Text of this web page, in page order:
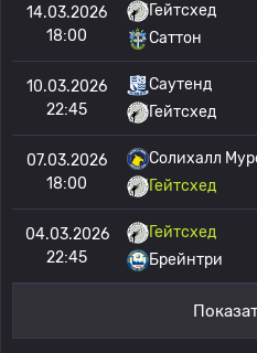
14.03.2026
18:00
Гейтсхед
Саттон
10.03.2026
22:45
Саутенд
Гейтсхед
07.03.2026
18:00
Солихалл
Гейтсхед
04.03.2026
22:45
Гейтсхед
Брейнтри